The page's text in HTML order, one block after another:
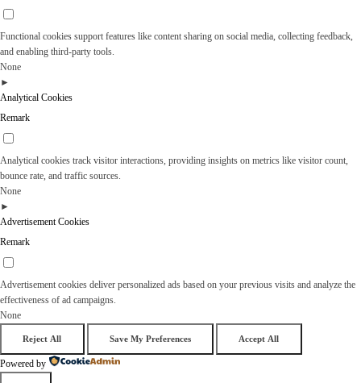
Functional cookies support features like content sharing on social media, collecting feedback,
and enabling third-party tools.
None
►
Analytical Cookies
Remark
Analytical cookies track visitor interactions, providing insights on metrics like visitor count,
bounce rate, and traffic sources.
None
►
Advertisement Cookies
Remark
Advertisement cookies deliver personalized ads based on your previous visits and analyze the
effectiveness of ad campaigns.
None
Reject All Save My Preferences Accept All
Powered by